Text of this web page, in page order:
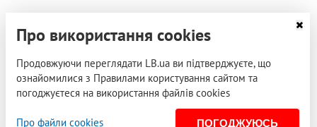
Про використання cookies
Продовжуючи переглядати LB.ua ви підтверджуєте, що
ознайомилися з Правилами користування сайтом та
погоджуєтеся на використання файлів cookies
Про файли cookies ПОГОДЖУЮСЬ